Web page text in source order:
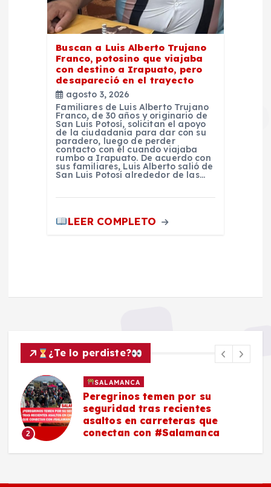
Buscan a Luis Alberto Trujano
Franco, potosino que viajaba
con destino a Irapuato, pero
desapareció en el trayecto
agosto 3, 2026
Familiares de Luis Alberto Trujano
Franco, de 30 años y originario de
San Luis Potosí, solicitan el apoyo
de la ciudadanía para dar con su
paradero, luego de perder
contacto con él cuando viajaba
rumbo a Irapuato. De acuerdo con
sus familiares, Luis Alberto salió de
San Luis Potosí alrededor de las…
LEER COMPLETO
¿Te lo perdiste?
2
SALAMANCA
Peregrinos temen por su
seguridad tras recientes
asaltos en carreteras que
conectan con #Salamanca